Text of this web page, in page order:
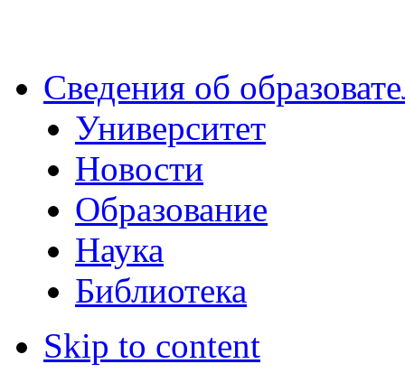
Сведения об
Университет
Новости
Образование
Наука
Библиотека
Skip to content